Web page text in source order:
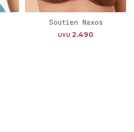
Soutien Naxos
UYU 2.490